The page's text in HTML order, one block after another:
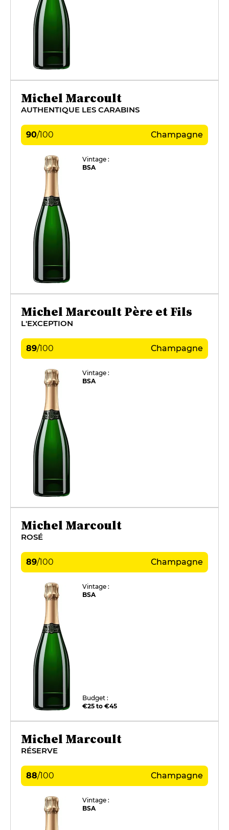
Michel Marcoult
AUTHENTIQUE LES CARABINS
90/100 Champagne
Vintage :
BSA
Michel Marcoult Père et Fils
L'EXCEPTION
89/100 Champagne
Vintage :
BSA
Michel Marcoult
ROSÉ
89/100 Champagne
Vintage :
BSA
Budget :
€25 to €45
Michel Marcoult
RÉSERVE
88/100 Champagne
Vintage :
BSA